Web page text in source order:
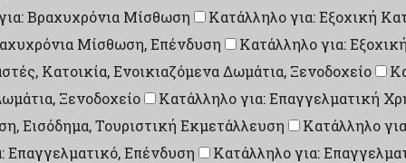
Βραχυχρόνια Μίσθωση Κατάλληλο για: Εξοχική
Μίσθωση, Επένδυση
Κατάλληλο για:
Κατοικία, Ενοικιαζόμενα Δωμάτια, Ξενοδοχείο
Ξενοδοχείο
Κατάλληλο για: Επαγγελματική
Εισόδημα, Τουριστική Εκμετάλλευση
Κατάλληλο
Επαγγελματικό, Επένδυση
Κατάλληλο για: